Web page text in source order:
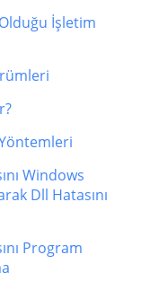
İşletim
Windows
Dll Hatasını
Program